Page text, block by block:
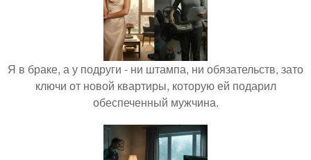
Я в браке, а у подруги - ни штампа, ни обязательств, зато
ключи от новой квартиры, которую ей подарил
обеспеченный мужчина.